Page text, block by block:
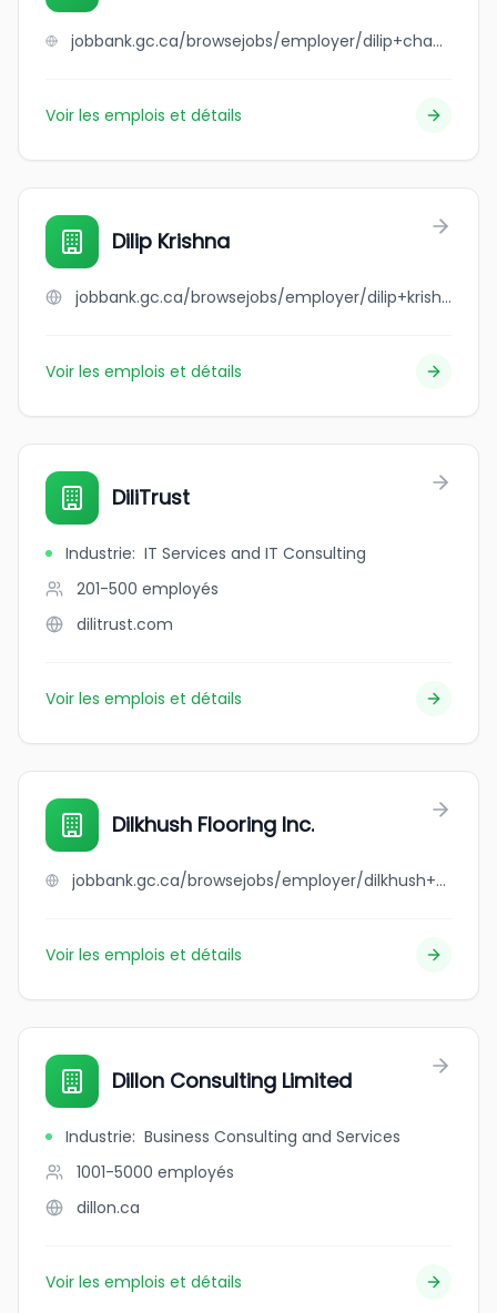
jobbank.gc.ca/browsejobs/employer/dilip+chand+%26+sangita+shah/ca
Voir les emplois et détails
Dilip Krishna
jobbank.gc.ca/browsejobs/employer/dilip+krishna/ca
Voir les emplois et détails
DiliTrust
Industrie: IT Services and IT Consulting
201-500 employés
dilitrust.com
Voir les emplois et détails
Dilkhush Flooring Inc.
jobbank.gc.ca/browsejobs/employer/dilkhush+flooring+inc./ca
Voir les emplois et détails
Dillon Consulting Limited
Industrie: Business Consulting and Services
1001-5000 employés
dillon.ca
Voir les emplois et détails